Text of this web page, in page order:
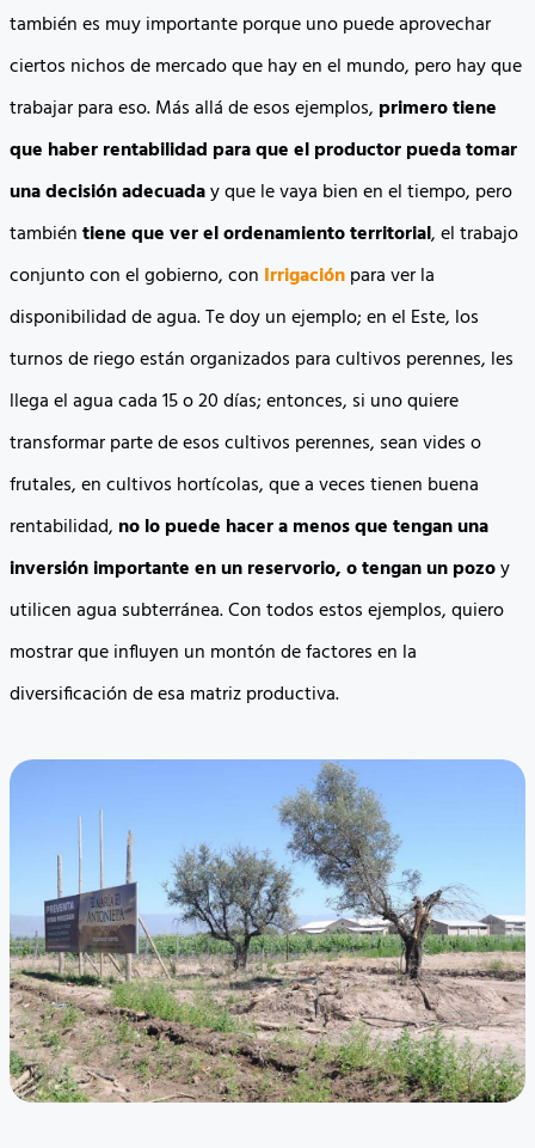
también es muy importante porque uno puede aprovechar
ciertos nichos de mercado que hay en el mundo, pero hay que
trabajar para eso. Más allá de esos ejemplos, primero tiene
que haber rentabilidad para que el productor pueda tomar
una decisión adecuaday que le vaya bien en el tiempo, pero
tambiéntiene que ver el ordenamiento territorial, el trabajo
conjunto con el gobierno, con Irrigaciónpara ver la
disponibilidad de agua. Te doy un ejemplo; en el Este, los
turnos de riego están organizados para cultivos perennes, les
llega el agua cada 15 o 20 días; entonces, si uno quiere
transformar parte de esos cultivos perennes, sean vides o
frutales, en cultivos hortícolas, que a veces tienen buena
rentabilidad, no lo puede hacer a menos que tengan una
inversión importante en un reservorio, o tengan un pozoy
utilicen agua subterránea. Con todos estos ejemplos, quiero
mostrar que influyen un montón de factores en la
diversificación de esa matriz productiva.